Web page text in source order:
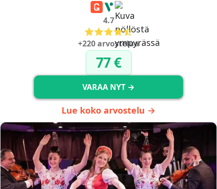
4.7
+220 arvostelua
77 €
VARAA NYT →
Lue koko arvostelu →